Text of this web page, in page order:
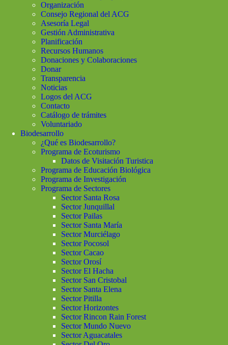
Organización
Consejo Regional del ACG
Asesoría Legal
Gestión Administrativa
Planificación
Recursos Humanos
Donaciones y Colaboraciones
Donar
Transparencia
Noticias
Logos del ACG
Contacto
Catálogo de trámites
Voluntariado
Biodesarrollo
¿Qué es Biodesarrollo?
Programa de Ecoturismo
Datos de Visitación Turistica
Programa de Educación Biológica
Programa de Investigación
Programa de Sectores
Sector Santa Rosa
Sector Junquillal
Sector Pailas
Sector Santa María
Sector Murciélago
Sector Pocosol
Sector Cacao
Sector Orosí
Sector El Hacha
Sector San Cristobal
Sector Santa Elena
Sector Pitilla
Sector Horizontes
Sector Rincon Rain Forest
Sector Mundo Nuevo
Sector Aguacatales